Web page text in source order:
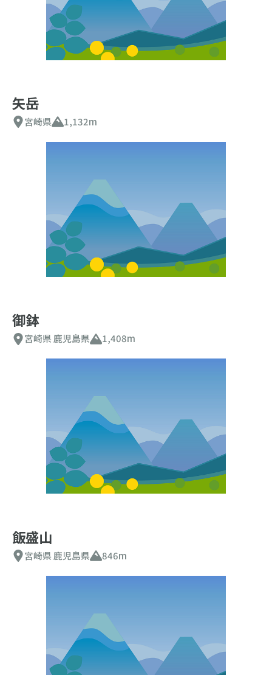
矢岳
宮崎県 1,132m
御鉢
宮崎県鹿児島県 1,408m
飯盛山
宮崎県 鹿児島県 846m